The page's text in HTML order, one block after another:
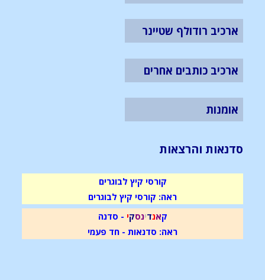
ארכיב רודולף שטיינר
ארכיב כותבים אחרים
אומנות
סדנאות והרצאות
קורסי קיץ לבוגרים
ראה: קורסי קיץ לבוגרים
קאנדינסקי - סדנה
ראה: סדנאות - חד פעמי